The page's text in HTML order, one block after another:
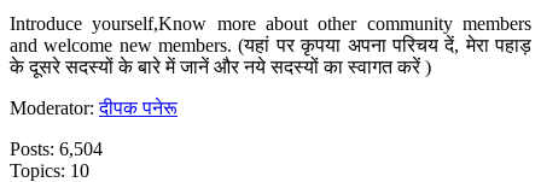
Introduce yourself,Know more about other community members
and welcome new members. (यहां पर कृपया अपना परिचय दें, मेरा पहाड़
के दूसरे सदस्यों के बारे में जानें और नये सदस्यों का स्वागत करें )
Moderator:दीपक पनेरू
Posts: 6,504
Topics: 10